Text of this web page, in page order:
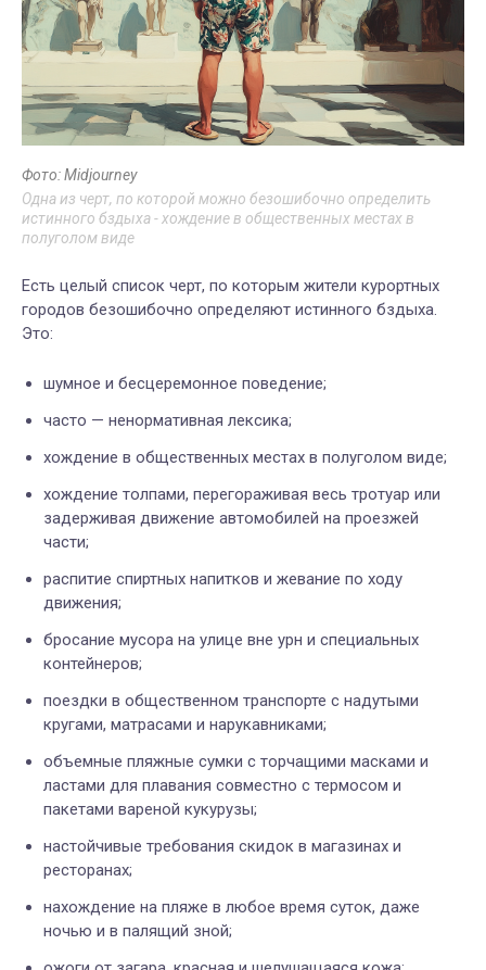
Фото: Midjourney
Одна из черт, по которой можно безошибочно определить
истинного бздыха - хождение в общественных местах в
полуголом виде
Есть целый список черт, по которым жители курортных
городов безошибочно определяют истинного бздыха.
Это:
шумное и бесцеремонное поведение;
часто — ненормативная лексика;
хождение в общественных местах в полуголом виде;
хождение толпами, перегораживая весь тротуар или
задерживая движение автомобилей на проезжей
части;
распитие спиртных напитков и жевание по ходу
движения;
бросание мусора на улице вне урн и специальных
контейнеров;
поездки в общественном транспорте с надутыми
кругами, матрасами и нарукавниками;
объемные пляжные сумки с торчащими масками и
ластами для плавания совместно с термосом и
пакетами вареной кукурузы;
настойчивые требования скидок в магазинах и
ресторанах;
нахождение на пляже в любое время суток, даже
ночью и в палящий зной;